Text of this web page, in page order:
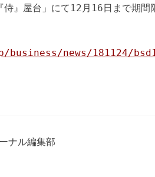
』屋台」にて12月16日まで期間
news/181124/
ナル編集部